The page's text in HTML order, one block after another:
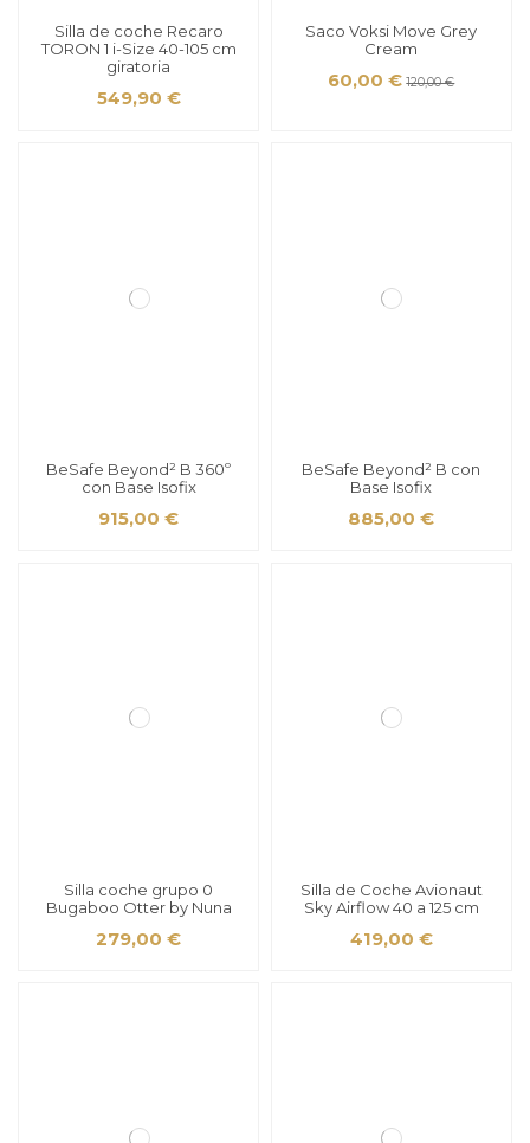
Silla de coche Recaro
TORON 1 i-Size 40-105 cm
giratoria
549,90 €
Saco Voksi Move Grey
Cream
60,00 € 120,00 €
BeSafe Beyond² B 360º
con Base Isofix
915,00 €
BeSafe Beyond² B con
Base Isofix
885,00 €
Silla coche grupo 0
Bugaboo Otter by Nuna
279,00 €
Silla de Coche Avionaut
Sky Airflow 40 a 125 cm
419,00 €